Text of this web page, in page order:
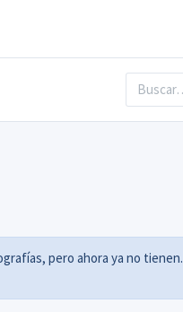
pero ahora ya no tienen.